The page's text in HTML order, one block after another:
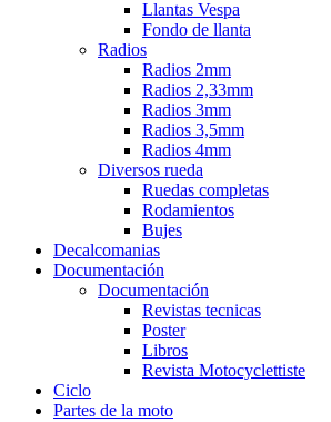
Llantas Vespa
Fondo de llanta
Radios
Radios 2mm
Radios 2,33mm
Radios 3mm
Radios 3,5mm
Radios 4mm
Diversos rueda
Ruedas completas
Rodamientos
Bujes
Decalcomanias
Documentación
Documentación
Revistas tecnicas
Poster
Libros
Revista Motocyclettiste
Ciclo
Partes de la moto